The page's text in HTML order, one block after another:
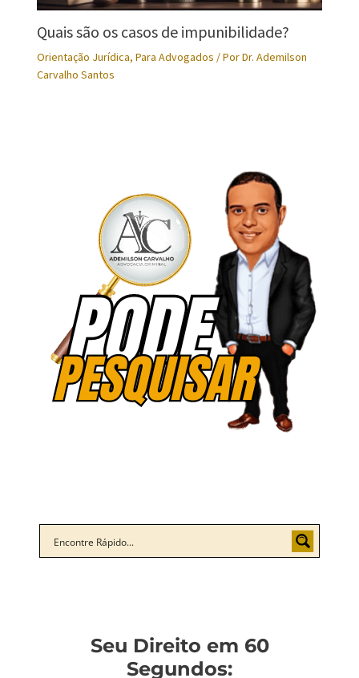
Quais são os casos de impunibilidade?
Orientação Jurídica, Para Advogados / PorDr. Ademilson
Carvalho Santos
Seu Direito em 60
Segundos: